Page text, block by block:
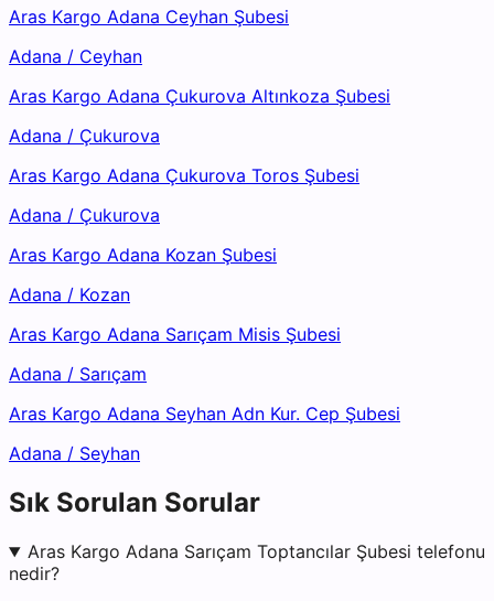
Aras Kargo Adana Ceyhan Şubesi
Adana / Ceyhan
Aras Kargo Adana Çukurova Altınkoza Şubesi
Adana / Çukurova
Aras Kargo Adana Çukurova Toros Şubesi
Adana / Çukurova
Aras Kargo Adana Kozan Şubesi
Adana / Kozan
Aras Kargo Adana Sarıçam Misis Şubesi
Adana / Sarıçam
Aras Kargo Adana Seyhan Adn Kur. Cep Şubesi
Adana / Seyhan
Sık Sorulan Sorular
Aras Kargo Adana Sarıçam Toptancılar Şubesi telefonu
nedir?